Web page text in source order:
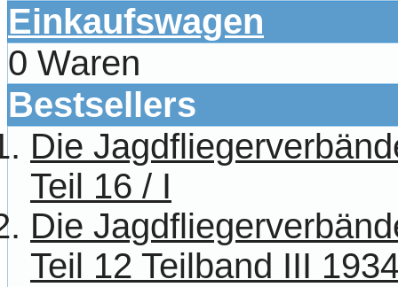
Einkaufswagen
0 Waren
Bestsellers
Die
Teil 16 / I
Die
Teil 12 Teilband III